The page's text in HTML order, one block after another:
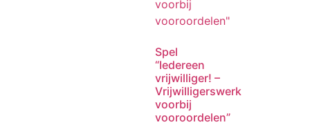
Spel
“Iedereen
vrijwilliger! –
Vrijwilligerswerk
voorbij
vooroordelen”